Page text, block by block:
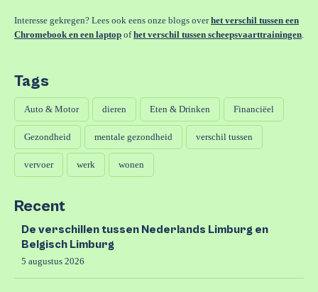
Interesse gekregen? Lees ook eens onze blogs overhet verschil tussen een
Chromebook en een laptop ofhet verschil tussen scheepsvaarttrainingen
Tags
Auto & Motor dieren Eten & Drinken Financiëel
Gezondheid mentale gezondheid verschil tussen
vervoer werk wonen
Recent
De verschillen tussen Nederlands Limburg en
Belgisch Limburg
5 augustus 2026